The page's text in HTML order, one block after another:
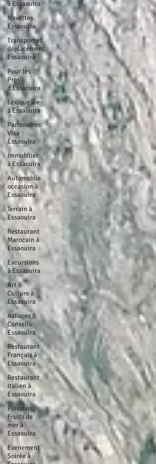
à Essaouira
Navettes
Essaouira
Transport et
déplacement
Essaouira
Pour les
Pros
d'Essaouira
Lexique vie
à Essaouira
Partenaires
Visa
Essaouira
Immobilier
à Essaouira
Automobile
occasion à
Essaouira
Terrain à
Essaouira
Restaurant
Marocain à
Essaouira
Excursions
à Essaouira
Art &
Culture à
Essaouira
Astuces &
Conseils
Essaouira
Restaurant
Français à
Essaouira
Restaurant
Italien à
Essaouira
Poissons
Fruits de
mer à
Essaouira
Evenement
Soirée à